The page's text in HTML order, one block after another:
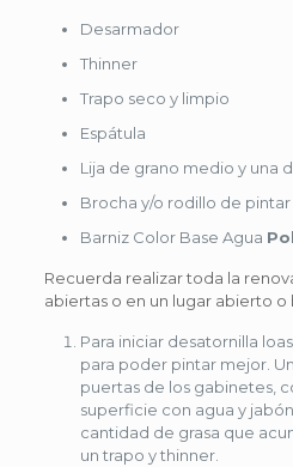
Desarmador
Thinner
Trapo seco y limpio
Espátula
Lija de grano medio y una
Brocha y/o rodillo de pintar
Barniz Color Base Agua
Recuerda realizar toda la
abiertas o en un lugar abierto o
Para iniciar desatornilla
para poder pintar mejor.
puertas de los gabinetes,
superficie con agua y
cantidad de grasa que
un trapo y thinner.